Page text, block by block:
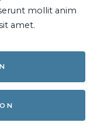
mollit anim
amet.